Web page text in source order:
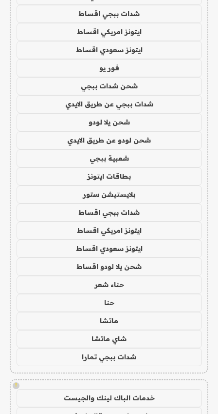
شدات ببجي اقساط
ايتونز امريكي اقساط
ايتونز سعودي اقساط
فور يو
شحن شدات ببجي
شدات ببجي عن طريق الايدي
شحن يلا لودو
شحن لودو عن طريق الايدي
شعبية ببجي
بطاقات ايتونز
بلايستيشن ستور
شدات ببجي اقساط
ايتونز امريكي اقساط
ايتونز سعودي اقساط
شحن يلا لودو اقساط
حناء شعر
حنا
ماتشا
شاي ماتشا
شدات ببجي تمارا
!
خدمات الباك لينك والجيست